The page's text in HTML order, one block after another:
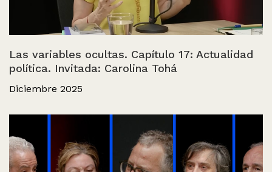
Las variables ocultas. Capítulo 17: Actualidad
política. Invitada: Carolina Tohá
Diciembre 2025